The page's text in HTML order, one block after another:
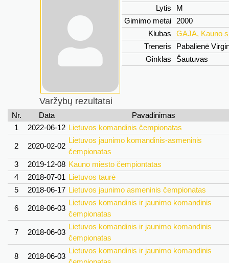
Lytis
M
Gimimo metai
2000
Klubas
GAJA, Kauno
Treneris
Pabalienė
Ginklas
Šautuvas
Varžybų rezultatai
Nr. Data
Pavadinimas
1
2022-06-12 Lietuvos komandinis čempionatas
2 2020-02-02
Lietuvos jaunimo komandinis-asmeninis
čempionatas
3
2019-12-08 Kauno miesto čempiontatas
4
2018-07-01 Lietuvos taurė
5
2018-06-17 Lietuvos jaunimo asmeninis čempionatas
6 2018-06-03
Lietuvos komandinis ir jaunimo komandinis
čempionatas
7 2018-06-03
Lietuvos komandinis ir jaunimo komandinis
čempionatas
8 2018-06-03
Lietuvos komandinis ir jaunimo komandinis